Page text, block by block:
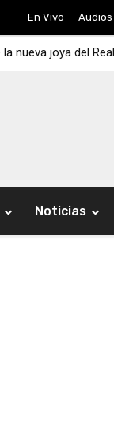
En Vivo Audios
nueva joya del
Noticias